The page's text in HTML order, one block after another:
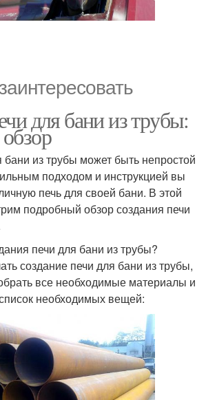
для бани из трубы:
из трубы может быть непростой
подходом и инструкцией вы
печь для своей бани. В этой
подробный обзор создания печи
печи для бани из трубы?
создание печи для бани из трубы,
все необходимые материалы и
необходимых вещей: